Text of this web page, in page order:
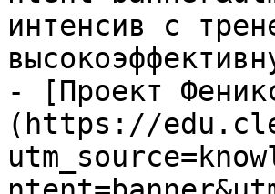
интенсив с
- [Проект
(https://